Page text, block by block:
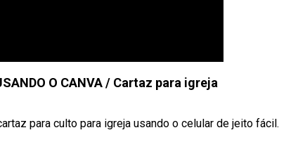
O CANVA / Cartaz para igreja
para culto para igreja usando o celular de jeito fácil.